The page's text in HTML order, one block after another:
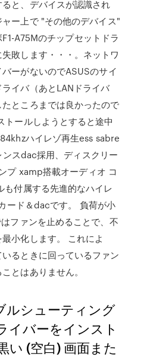
と、デバイスが認識され
ー上で "その他のデバイス"
A75Mのチップセットドラ
敗します・・・。ネットワ
ーがないのでASUSのサイ
イバ（あとLANドライバ
ところまでは良かったので
トールしようとすると途中
ハイレゾ再生ess sabre
スdac採用、ディスクリー
プ xamp搭載オーディオ コ
も付属する先進的なハイレ
ード＆dacです。 負荷が小
ファンを止めることで、不
小化します。 これによ
るときに回っているファン
とはありません。
ルシューティング
イバーをインスト
い (空白) 画面また